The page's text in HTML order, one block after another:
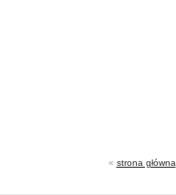
« strona główna